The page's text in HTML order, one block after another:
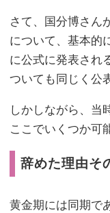
さて、国分博さん
について、基本的
に公式に発表され
ついても同じく公
しかしながら、当
ここでいくつか可
辞めた理由そ
黄金期には同期で